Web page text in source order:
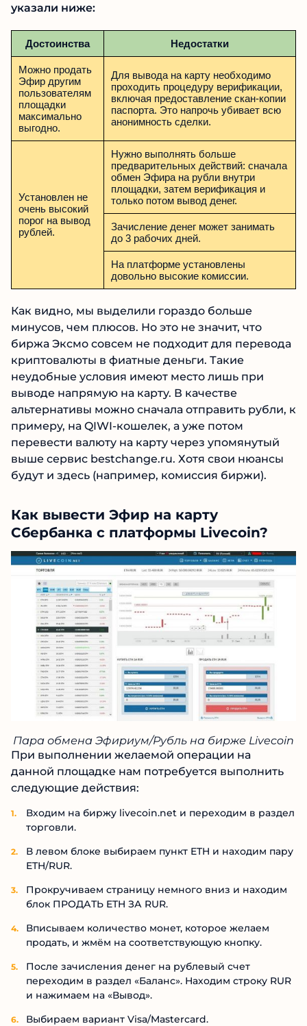
указали ниже:
Достоинства Недостатки
Можно продать
Эфир другим
пользователям
площадки
максимально
выгодно.
Для вывода на карту необходимо
проходить процедуру верификации,
включая предоставление скан-копии
паспорта. Это напрочь убивает всю
анонимность сделки.
Установлен не
очень высокий
порог на вывод
рублей.
Нужно выполнять больше
предварительных действий: сначала
обмен Эфира на рубли внутри
площадки, затем верификация и
только потом вывод денег.
Зачисление денег может занимать
до 3 рабочих дней.
На платформе установлены
довольно высокие комиссии.
Как видно, мы выделили гораздо больше
минусов, чем плюсов. Но это не значит, что
биржа Эксмо совсем не подходит для перевода
криптовалюты в фиатные деньги. Такие
неудобные условия имеют место лишь при
выводе напрямую на карту. В качестве
альтернативы можно сначала отправить рубли, к
примеру, на QIWI-кошелек, а уже потом
перевести валюту на карту через упомянутый
выше сервис bestchange.ru. Хотя свои нюансы
будут и здесь (например, комиссия биржи).
Как вывести Эфир на карту
Сбербанка с платформы Livecoin?
Пара обмена Эфириум/Рубль на бирже Livecoin
При выполнении желаемой операции на
данной площадке нам потребуется выполнить
следующие действия:
Входим на биржу livecoin.net и переходим в раздел
торговли.
В левом блоке выбираем пункт ETH и находим пару
ETH/RUR.
Прокручиваем страницу немного вниз и находим
блок ПРОДАТЬ ETH ЗА RUR.
Вписываем количество монет, которое желаем
продать, и жмём на соответствующую кнопку.
После зачисления денег на рублевый счет
переходим в раздел «Баланс». Находим строку RUR
и нажимаем на «Вывод».
Выбираем вариант Visa/Mastercard.